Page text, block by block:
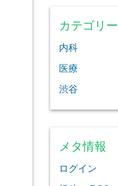
カテゴリー
内科
医療
渋谷
メタ情報
ログイン